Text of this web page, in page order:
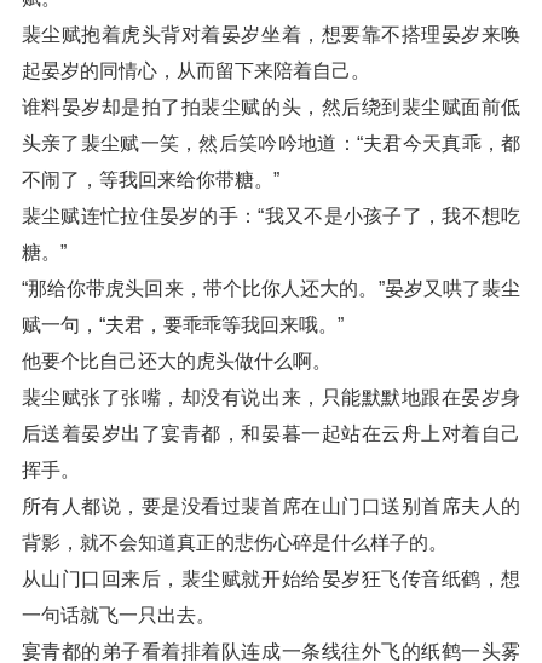
裴尘赋抱着虎头背对着晏岁坐着，想要靠不搭理晏岁来唤
起晏岁的同情心，从而留下来陪着自己。
谁料晏岁却是拍了拍裴尘赋的头，然后绕到裴尘赋面前低
头亲了裴尘赋一笑，然后笑吟吟地道：“夫君今天真乖，都
不闹了，等我回来给你带糖。”
裴尘赋连忙拉住晏岁的手：“我又不是小孩子了，我不想吃
糖。”
“那给你带虎头回来，带个比你人还大的。”晏岁又哄了裴尘
赋一句，“夫君，要乖乖等我回来哦。”
他要个比自己还大的虎头做什么啊。
裴尘赋张了张嘴，却没有说出来，只能默默地跟在晏岁身
后送着晏岁出了宴青都，和晏暮一起站在云舟上对着自己
挥手。
所有人都说，要是没看过裴首席在山门口送别首席夫人的
背影，就不会知道真正的悲伤心碎是什么样子的。
从山门口回来后，裴尘赋就开始给晏岁狂飞传音纸鹤，想
一句话就飞一只出去。
宴青都的弟子看着排着队连成一条线往外飞的纸鹤一头雾